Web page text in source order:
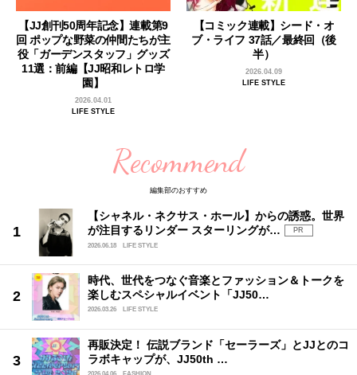
【JJ創刊50周年記念】連載第9
回 ポップな野菜の仲間たちが主
役「ガーデンスタッフ」グッズ
11選：前編【JJ昭和レトロ学
園】
2026.04.01
LIFE STYLE
【コミック連載】シード・オ
ブ・ライフ 37話／最終回（後
半）
2026.04.09
LIFE STYLE
Recommend
編集部のおすすめ
【シャネル・ネクサス・ホール】からの誘惑。世界
が注目するリンダー スターリングが…
PR
2026.06.18
LIFE STYLE
時代、世代をつなぐ音楽とファッション＆トークを
楽しむスペシャルイベント「JJ50…
2026.03.26 LIFE STYLE
再販決定！ 伝説ブランド「セーラーズ」とJJとのコ
ラボキャップが、JJ50th …
2026.04.06 FASHION